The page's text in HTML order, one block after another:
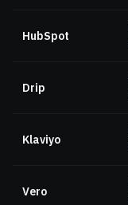
HubSpot
Drip
Klaviyo
Vero